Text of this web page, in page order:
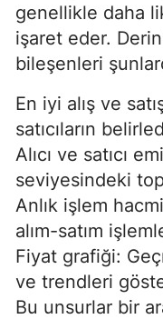
genellikle daha
işaret eder.
bileşenleri
En iyi alış ve
satıcıların
Alıcı ve satıcı
seviyesindeki
Anlık işlem
alım-satım
Fiyat grafiği:
ve trendleri
Bu unsurlar bir